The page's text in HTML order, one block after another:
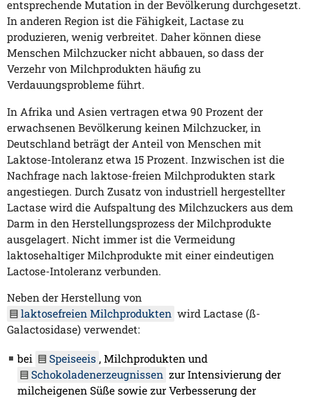
entsprechende Mutation in der Bevölkerung durchgesetzt.
In anderen Region ist die Fähigkeit, Lactase zu
produzieren, wenig verbreitet. Daher können diese
Menschen Milchzucker nicht abbauen, so dass der
Verzehr von Milchprodukten häufig zu
Verdauungsprobleme führt.
In Afrika und Asien vertragen etwa 90 Prozent der
erwachsenen Bevölkerung keinen Milchzucker, in
Deutschland beträgt der Anteil von Menschen mit
Laktose-Intoleranz etwa 15 Prozent. Inzwischen ist die
Nachfrage nach laktose-freien Milchprodukten stark
angestiegen. Durch Zusatz von industriell hergestellter
Lactase wird die Aufspaltung des Milchzuckers aus dem
Darm in den Herstellungsprozess der Milchprodukte
ausgelagert. Nicht immer ist die Vermeidung
laktosehaltiger Milchprodukte mit einer eindeutigen
Lactose-Intoleranz verbunden.
Neben der Herstellung von
laktosefreien Milchprodukten wird Lactase (ß-
Galactosidase) verwendet:
bei Speiseeis , Milchprodukten und
Schokoladenerzeugnissen zur Intensivierung der
milcheigenen Süße sowie zur Verbesserung der